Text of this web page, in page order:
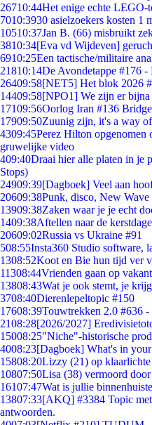
26710:44Het enige echte
7010:3930 asielzoekers kosten 1
10510:37Jan B. (66) misbruikt
3810:34[Eva vd Wijdeven]
6910:25Een tactische/militaire
21810:14De Avondetappe #176
26409:58[NET5] Het blok 2026
14409:58[NPO1] We zijn er bijna
17109:56Oorlog Iran #136
17909:50Zuunig zijn, it's a way
4309:45Perez Hilton opgenomen
gruwelijke video
409:40Draai hier alle platen in je
Stops)
24909:39[Dagboek] Veel aan
20609:38Punk, disco, New
13909:38Zaken waar je je echt
1409:38Aftellen naar de
20609:02Russia vs Ukraine #91
508:55Insta360 Studio software,
1308:52Koot en Bie hun tijd ver
11308:44Vrienden gaan op
13808:43Wat je ook stemt, je
3708:40Dierenlepeltopic #150
17608:39Touwtrekken 2.0 #636
2108:28[2026/2027]
15008:25"Niche"-historische
4008:23[Dagboek] What's in your
15808:20Lizzy (21) op
10807:50Lisa (38) vermoord
16107:47Wat is jullie
13807:33[AKQ] #3384 Topic
antwoorden.